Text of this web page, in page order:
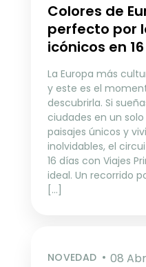
Colores de
perfecto por
icónicos en
La Europa más
y este es el
descubrirla. Si
ciudades en un
paisajes únicos y
inolvidables, el
16 días con Viajes
ideal. Un recorrido
[…]
NOVEDAD 08